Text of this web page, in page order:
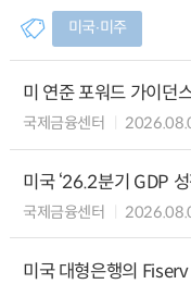
미국∙미주
미 연준 포워드 가이던
국제금융센터
미국 ‘26.2분기 GDP
국제금융센터
미국 대형은행의